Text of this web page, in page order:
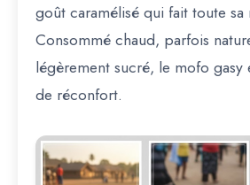
goût caramélisé qui fait toute sa
Consommé chaud, parfois
légèrement sucré, le mofo gasy
de réconfort.